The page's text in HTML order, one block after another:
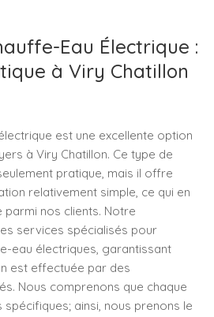
Eau Électrique :
à Viry Chatillon
est une excellente option
à Viry Chatillon. Ce type de
pratique, mais il offre
relativement simple, ce qui en
nos clients. Notre
services spécialisés pour
eau électriques, garantissant
est effectuée par des
Nous comprenons que chaque
ainsi, nous prenons le